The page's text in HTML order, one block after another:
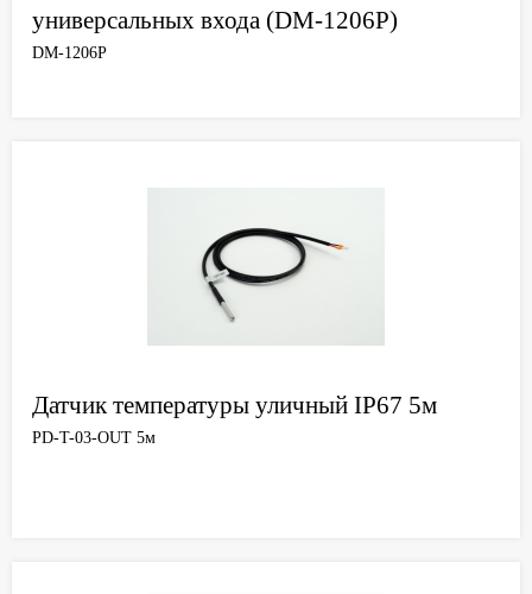
универсальных входа (DM-1206P)
DM-1206P
Датчик температуры уличный IP67 5м
PD-T-03-OUT 5м